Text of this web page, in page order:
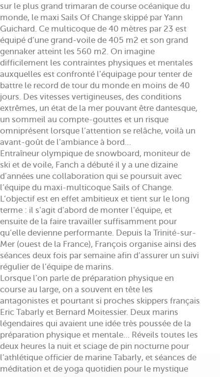
sur le plus grand trimaran de course océanique du
monde, le maxi Sails Of Change skippé par Yann
Guichard. Ce multicoque de 40 mètres par 23 est
équipé d’une grand-voile de 405 m2 et son grand
gennaker atteint les 560 m2. On imagine
difficilement les contraintes physiques et mentales
auxquelles est confronté l’équipage pour tenter de
battre le record de tour du monde en moins de 40
jours. Des vitesses vertigineuses, des conditions
extrêmes, un état de la mer pouvant être dantesque,
un sommeil au compte-gouttes et un risque
omniprésent lorsque l’attention se relâche, voilà un
avant-goût de l’ambiance à bord…
Entraîneur olympique de snowboard, moniteur de
ski et de voile, Fanch a débuté il y a une dizaine
d’années une collaboration qui se poursuit avec
l’équipe du maxi-multicoque Sails of Change.
L’objectif est en effet ambitieux et tient sur le long
terme : il s’agit d’abord de monter l’équipe, et
ensuite de la faire travailler suffisamment pour
qu’elle devienne performante. Depuis la Trinité-sur-
Mer (ouest de la France), François organise ainsi des
séances deux fois par semaine afin d’assurer un suivi
régulier de l’équipe de marins.
Lorsque l’on parle de préparation physique en
course au large, on a souvent en tête les
antagonistes et pourtant si proches skippers français
Eric Tabarly et Bernard Moitessier. Deux marins
légendaires qui avaient une idée très poussée de la
préparation physique et mentale… Réveils toutes les
deux heures la nuit et sciage de pin nocturne pour
l’athlétique officier de marine Tabarly, et séances de
méditation et de yoga quotidien pour le mystique